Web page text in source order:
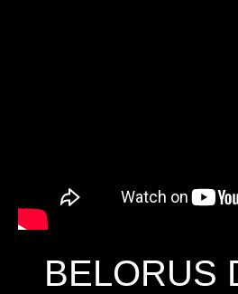
BELORUS